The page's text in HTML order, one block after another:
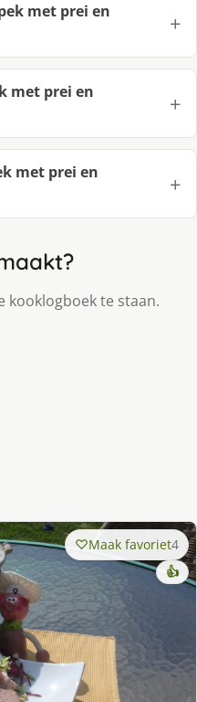
met prei en
met prei en
met prei en
te staan.
Maak favoriet4
👍